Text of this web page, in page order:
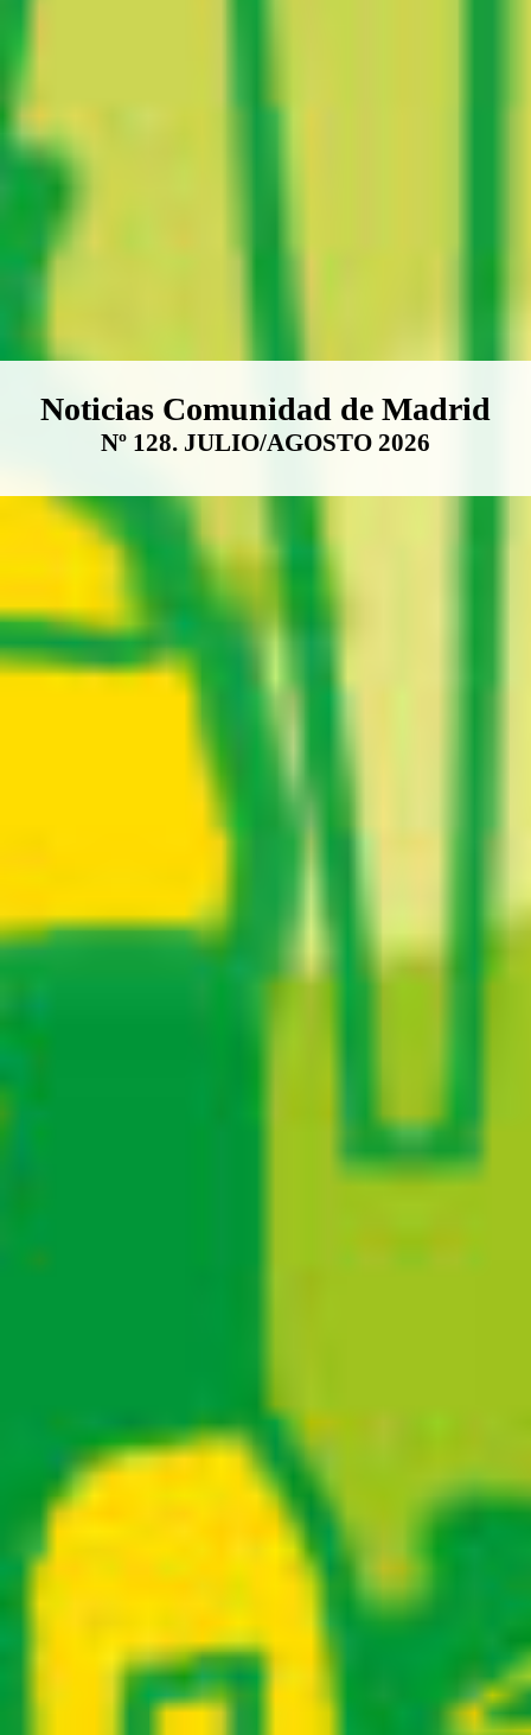
Boletín Noticias Comunidad de
Noticias Comunidad de Madrid
Nº 128. JULIO/AGOSTO 2026